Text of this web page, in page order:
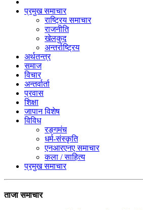
प्रमुख समाचार
राष्ट्रिय समाचार
राजनीति
खेलकुद
अन्तर्राष्ट्रिय
अर्थतन्त्र
समाज
विचार
अन्तर्वार्ता
प्रवास
शिक्षा
जापान विशेष
विविध
रङ्गमंच
धर्म-संस्कृति
एनआरएनए समाचार
कला / साहित्य
प्रमुख समाचार
ताजा समाचार